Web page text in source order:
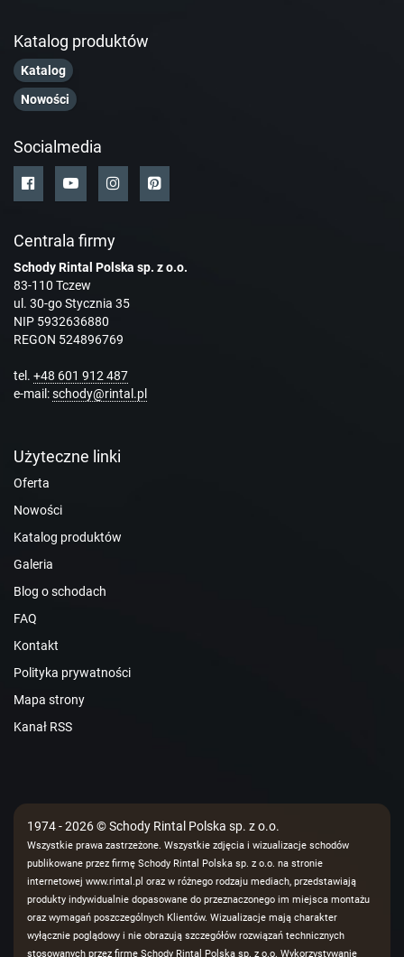
Katalog produktów
Katalog
Nowości
Socialmedia
Centrala firmy
Schody Rintal Polska sp. z o.o.
83-110 Tczew
ul. 30-go Stycznia 35
NIP 5932636880
REGON 524896769
tel. +48 601 912 487
e-mail:schody@rintal.pl
Użyteczne linki
Oferta
Nowości
Katalog produktów
Galeria
Blog o schodach
FAQ
Kontakt
Polityka prywatności
Mapa strony
Kanał RSS
1974 - 2026 © Schody Rintal Polska sp. z o.o.
Wszystkie prawa zastrzeżone. Wszystkie zdjęcia i wizualizacje schodów
publikowane przez firmę Schody Rintal Polska sp. z o.o. na stronie
internetowej www.rintal.pl oraz w różnego rodzaju mediach, przedstawiają
produkty indywidualnie dopasowane do przeznaczonego im miejsca montażu
oraz wymagań poszczególnych Klientów. Wizualizacje mają charakter
wyłącznie poglądowy i nie obrazują szczegółów rozwiązań technicznych
stosowanych przez firmę Schody Rintal Polska sp. z o.o. Wykorzystywanie